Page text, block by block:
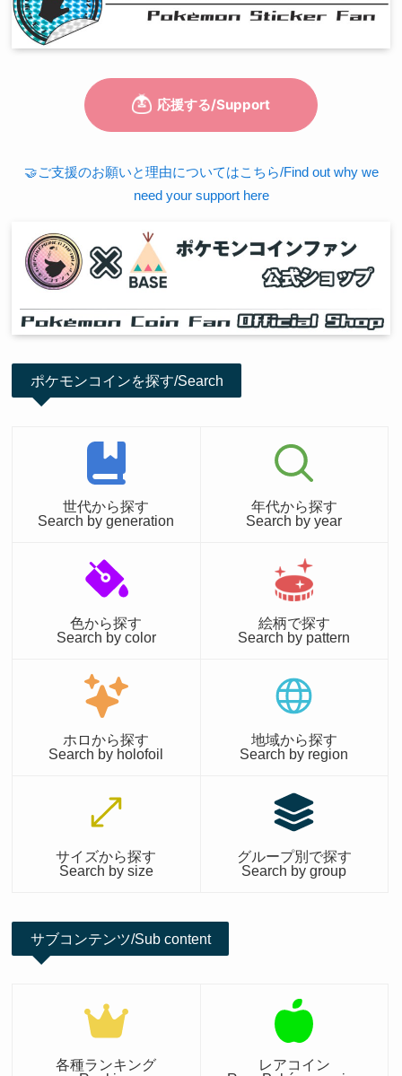
🤝ご支援のお願いと理由についてはこちら/Find out why we
need your support here
ポケモンコインを探す/Search
世代から探す
Search by generation
年代から探す
Search by year
色から探す
Search by color
絵柄で探す
Search by pattern
ホロから探す
Search by holofoil
地域から探す
Search by region
サイズから探す
Search by size
グループ別で探す
Search by group
サブコンテンツ/Sub content
各種ランキング
レアコイン